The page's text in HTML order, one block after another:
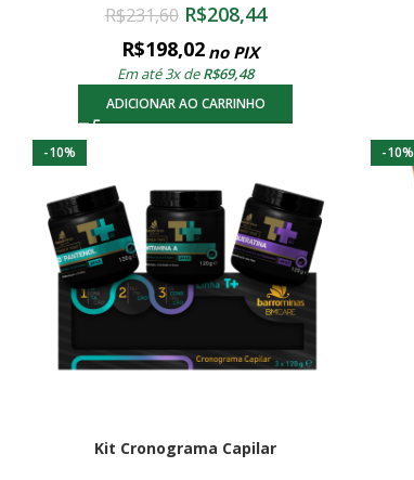
R$231,60 R$208,44
R$198,02 no PIX
Em até 3x deR$69,48
ADICIONAR AO CARRINHO
-10%
Kit Cronograma Capilar
-10%